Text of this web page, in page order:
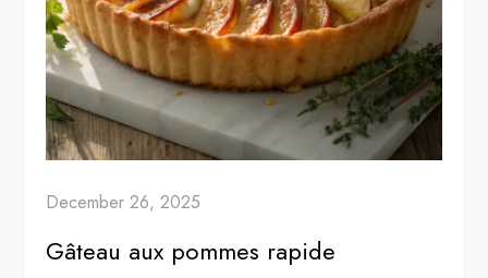
December 26, 2025
Gâteau aux pommes rapide